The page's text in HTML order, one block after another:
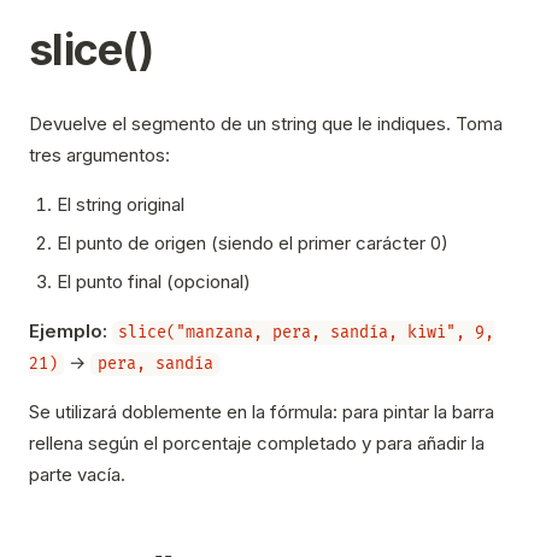
slice()
Devuelve el segmento de un string que le indiques. Toma
tres argumentos:
El string original
El punto de origen (siendo el primer carácter 0)
El punto final (opcional)
Ejemplo:
slice("manzana, pera, sandía, kiwi", 9,
21)
→ pera, sandía
Se utilizará doblemente en la fórmula: para pintar la barra
rellena según el porcentaje completado y para añadir la
parte vacía.